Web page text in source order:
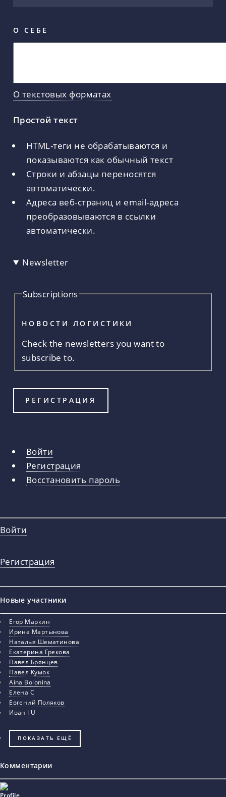
О СЕБЕ
О текстовых форматах
Простой текст
HTML-теги не обрабатываются и
показываются как обычный текст
Строки и абзацы переносятся
автоматически.
Адреса веб-страниц и email-адреса
преобразовываются в ссылки
автоматически.
Newsletter
Subscriptions
НОВОСТИ ЛОГИСТИКИ
Check the newsletters you want to
subscribe to.
Главные
вкладки
Войти
Регистрация
Восстановить пароль
Войти
Регистрация
Новые участники
Егор Маркин
Ирина Мартынова
Наталья Шематинова
Екатерина Грекова
Павел Брянцев
Павел Кумок
Aina Bolonina
Елена С
Евгений Поляков
Иван I U
ПОКАЗАТЬ ЕЩЁ
Комментарии